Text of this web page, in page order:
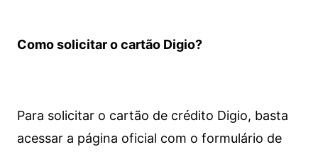
Como solicitar o cartão Digio?
Para solicitar o cartão de crédito Digio, basta
acessar a página oficial com o formulário de